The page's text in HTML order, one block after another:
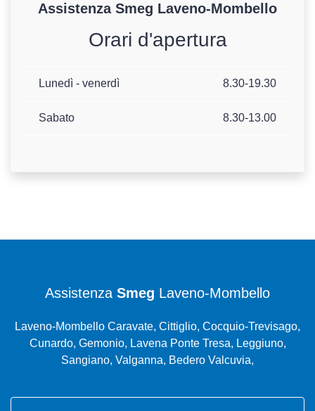
Assistenza Smeg Laveno-Mombello
Orari d'apertura
Lunedì - venerdì 8.30-19.30
Sabato 8.30-13.00
Assistenza Smeg Laveno-Mombello
Laveno-Mombello Caravate, Cittiglio, Cocquio-Trevisago,
Cunardo, Gemonio, Lavena Ponte Tresa, Leggiuno,
Sangiano, Valganna, Bedero Valcuvia,